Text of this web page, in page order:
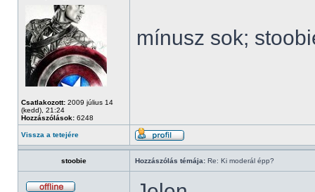
Csatlakozott: 2009 július 14
(kedd), 21:24
Hozzászólások: 6248
mínusz sok;
Vissza a tetejére
stoobie Hozzászólás témája: Re: Ki moderál épp?